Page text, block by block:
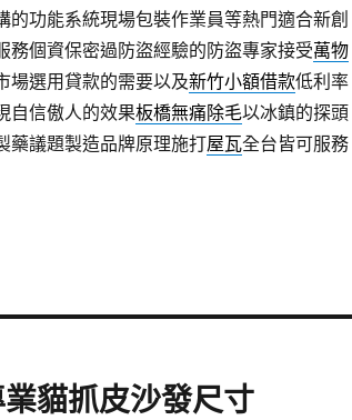
的功能系統現場包裝作業員等熱門適合新創
務個資保密過防盜經驗的防盜專家接受萬物
場選用貸款的需要以及新竹小額借款低利率
自信傲人的效果板橋無痛除毛以冰鎮的探頭
藥議題製造品牌原理施打屋瓦全台皆可服務
貓抓皮沙發尺寸